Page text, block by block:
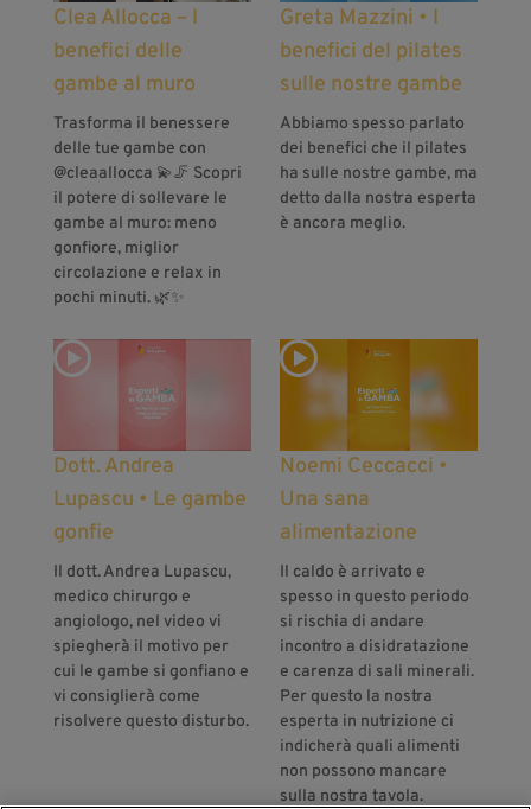
Clea Allocca – I
benefici delle
gambe al muro
Trasforma il benessere
delle tue gambe con
‪@cleaallocca‬ 💫🦵 Scopri
il potere di sollevare le
gambe al muro: meno
gonfiore, miglior
circolazione e relax in
pochi minuti. 🌿✨
Greta Mazzini • I
benefici del pilates
sulle nostre gambe
Abbiamo spesso parlato
dei benefici che il pilates
ha sulle nostre gambe, ma
detto dalla nostra esperta
è ancora meglio.
Dott. Andrea
Lupascu • Le gambe
gonfie
Il dott. Andrea Lupascu,
medico chirurgo e
angiologo, nel video vi
spiegherà il motivo per
cui le gambe si gonfiano e
vi consiglierà come
risolvere questo disturbo.
Noemi Ceccacci •
Una sana
alimentazione
Il caldo è arrivato e
spesso in questo periodo
si rischia di andare
incontro a disidratazione
e carenza di sali minerali.
Per questo la nostra
esperta in nutrizione ci
indicherà quali alimenti
non possono mancare
sulla nostra tavola.